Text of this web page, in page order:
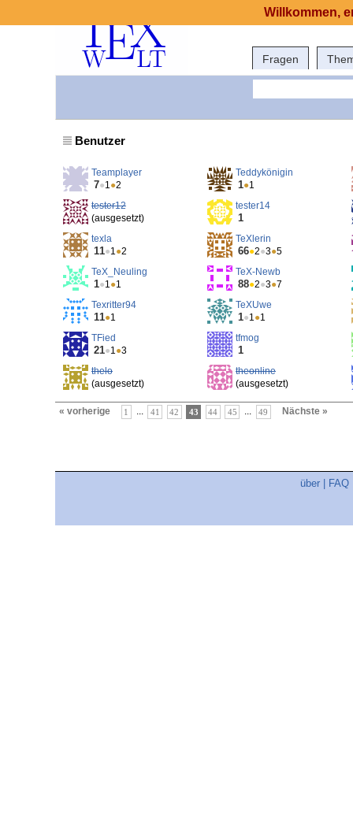
Fragen
Benutzer
Teamplayer
7●1●2
Teddykönigin
1●1
tester12
(ausgesetzt)
tester14
1
texla
11●1●2
TeXlerin
66●2●3●5
TeX_Neuling
1●1●1
TeX-Newb
88●2●3●7
Texritter94
11●1
TeXUwe
1●1●1
TFied
21●1●3
tfmog
1
thelo
(ausgesetzt)
theonline
(ausgesetzt)
« vorherige 1 ... 41 42 43 44 45 ... 49 Nächste »
über FAQ
Willkommen,